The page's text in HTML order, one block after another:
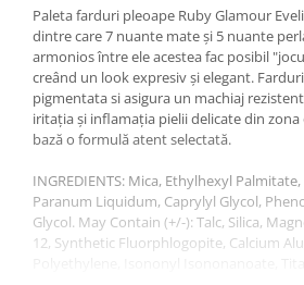
Paleta farduri pleoape Ruby Glamour
dintre care 7 nuante mate și 5 nuante
armonios între ele acestea fac posibil
creând un look expresiv și elegant.
pigmentata si asigura un machiaj
iritația și inflamația pielii delicate din
bază o formulă atent selectată.
INGREDIENTS: Mica, Ethylhexyl
Paranum Liquidum, Caprylyl Glycol,
Glycol. May Contain (+/-): Talc, Silica,
12, Synthetic Fluorphlogopite, Calcium